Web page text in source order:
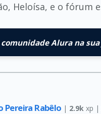
Heloísa, e o fórum
Alura na
Rabêlo | 2.9k xp |